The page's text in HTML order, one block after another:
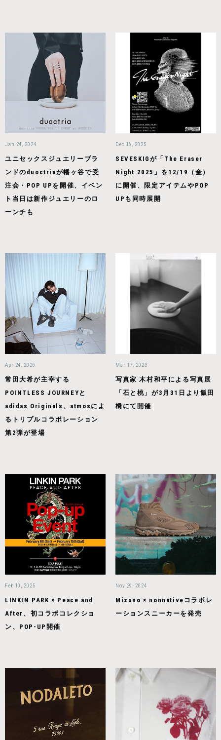
Jan 24, 2024
ユニセックスジュエリーブラ
ンドのduoctriaが幡ヶ谷で受
注会・POP UPを開催、イベン
ト当日は新作ジュエリーのロ
ーンチも
Dec 16, 2025
SEVESKIGが「The Eraser
Night 2025」を12/19（金）
に開催、限定アイテムやPOP
UPも同時展開
Apr 24, 2026
常田大希が主宰する
POINTLESS JOURNEYと
adidas Originals、atmosによ
るトリプルコラボレーション
第2弾が登場
Mar 17, 2023
写真家 木村和平による写真展
「石と桃」が3月31日より飯田
橋にて開催
Feb 10, 2025
LINKIN PARK × Peace and
After、初コラボコレクショ
ン、POP-UP開催
Nov 29, 2024
Mizuno × nonnativeコラボレ
ーションスニーカーを発売